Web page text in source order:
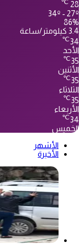
28
℃
34º - 27º
86%
3.4 كيلومتر/ساعة
34
℃
الأحد
35
℃
الأثنين
35
℃
الثلاثاء
35
℃
الأربعاء
34
℃
الخميس
الأشهر
الأخيرة